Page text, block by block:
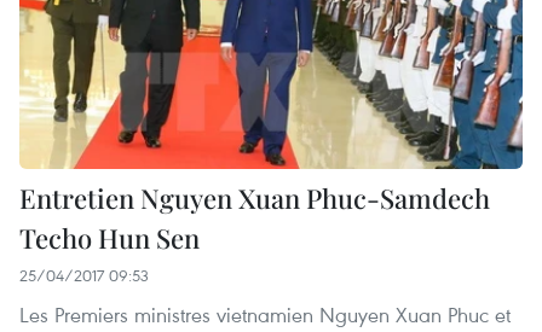
Entretien Nguyen Xuan Phuc-Samdech
Techo Hun Sen
25/04/2017 09:53
Les Premiers ministres vietnamien Nguyen Xuan Phuc et